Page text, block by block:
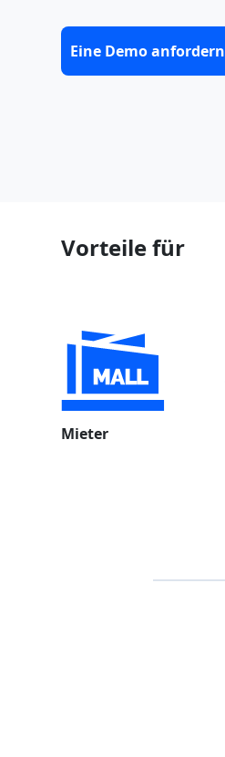
Eine Demo anfordern
Vorteile für
Mieter